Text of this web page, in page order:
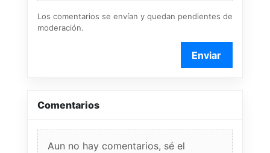
Los comentarios se envían y quedan pendientes de
moderación.
Enviar
Comentarios
Aun no hay comentarios, sé el